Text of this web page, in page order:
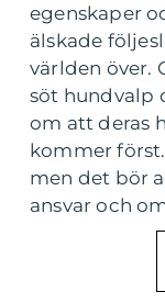
egenskaper
älskade
världen över.
söt hundvalp
om att deras
kommer
men det bör
ansvar och